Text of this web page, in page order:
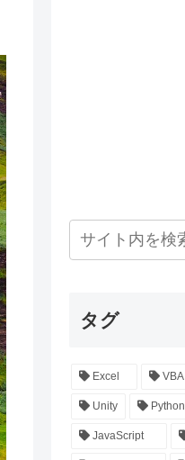
タグ
Excel VBA
Unity Python
JavaScript